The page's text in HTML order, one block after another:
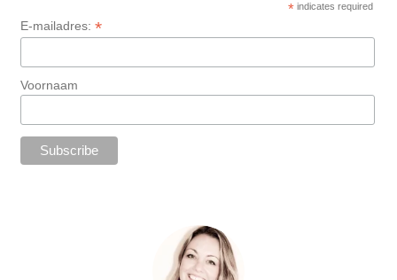
* indicates required
E-mailadres: *
Voornaam